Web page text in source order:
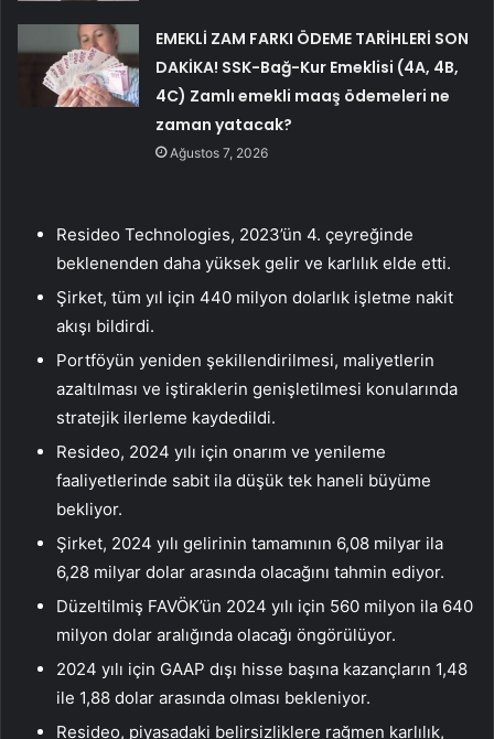
EMEKLİ ZAM FARKI ÖDEME TARİHLERİ SON
DAKİKA! SSK-Bağ-Kur Emeklisi (4A, 4B,
4C) Zamlı emekli maaş ödemeleri ne
zaman yatacak?
Ağustos 7, 2026
Resideo Technologies, 2023’ün 4. çeyreğinde
beklenenden daha yüksek gelir ve karlılık elde etti.
Şirket, tüm yıl için 440 milyon dolarlık işletme nakit
akışı bildirdi.
Portföyün yeniden şekillendirilmesi, maliyetlerin
azaltılması ve iştiraklerin genişletilmesi konularında
stratejik ilerleme kaydedildi.
Resideo, 2024 yılı için onarım ve yenileme
faaliyetlerinde sabit ila düşük tek haneli büyüme
bekliyor.
Şirket, 2024 yılı gelirinin tamamının 6,08 milyar ila
6,28 milyar dolar arasında olacağını tahmin ediyor.
Düzeltilmiş FAVÖK’ün 2024 yılı için 560 milyon ila 640
milyon dolar aralığında olacağı öngörülüyor.
2024 yılı için GAAP dışı hisse başına kazançların 1,48
ile 1,88 dolar arasında olması bekleniyor.
Resideo, piyasadaki belirsizliklere rağmen karlılık,